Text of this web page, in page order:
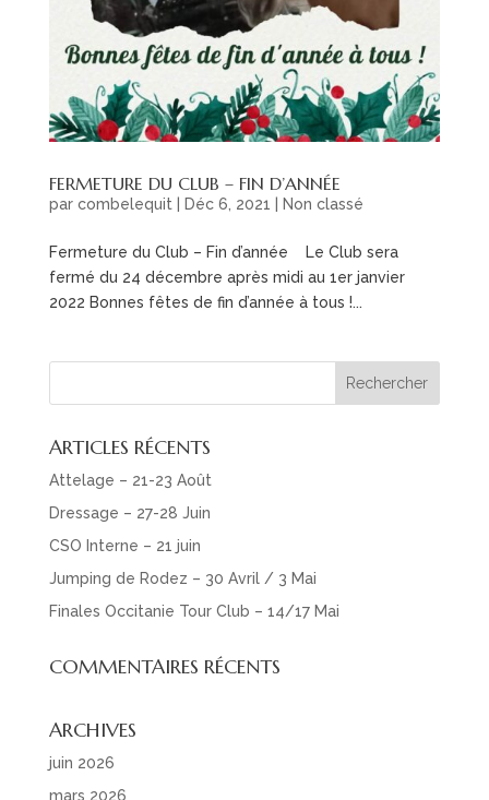
FERMETURE DU CLUB – FIN D’ANNÉE
par combelequit | Déc 6, 2021 | Non classé
Fermeture du Club – Fin d’année Le Club sera
fermé du 24 décembre après midi au 1er janvier
2022 Bonnes fêtes de fin d’année à tous !...
ARTICLES RÉCENTS
Attelage – 21-23 Août
Dressage – 27-28 Juin
CSO Interne – 21 juin
Jumping de Rodez – 30 Avril / 3 Mai
Finales Occitanie Tour Club – 14/17 Mai
COMMENTAIRES RÉCENTS
ARCHIVES
juin 2026
mars 2026